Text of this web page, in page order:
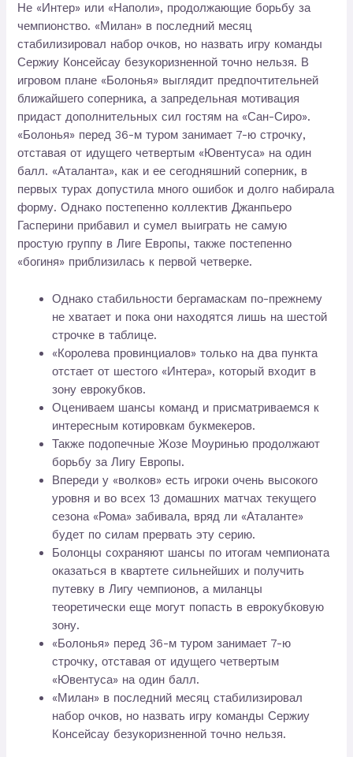
Не «Интер» или «Наполи», продолжающие борьбу за
чемпионство. «Милан» в последний месяц
стабилизировал набор очков, но назвать игру команды
Сержиу Консейсау безукоризненной точно нельзя. В
игровом плане «Болонья» выглядит предпочтительней
ближайшего соперника, а запредельная мотивация
придаст дополнительных сил гостям на «Сан-Сиро».
«Болонья» перед 36-м туром занимает 7-ю строчку,
отставая от идущего четвертым «Ювентуса» на один
балл. «Аталанта», как и ее сегодняшний соперник, в
первых турах допустила много ошибок и долго набирала
форму. Однако постепенно коллектив Джанпьеро
Гасперини прибавил и сумел выиграть не самую
простую группу в Лиге Европы, также постепенно
«богиня» приблизилась к первой четверке.
Однако стабильности бергамаскам по-прежнему
не хватает и пока они находятся лишь на шестой
строчке в таблице.
«Королева провинциалов» только на два пункта
отстает от шестого «Интера», который входит в
зону еврокубков.
Оцениваем шансы команд и присматриваемся к
интересным котировкам букмекеров.
Также подопечные Жозе Моуринью продолжают
борьбу за Лигу Европы.
Впереди у «волков» есть игроки очень высокого
уровня и во всех 13 домашних матчах текущего
сезона «Рома» забивала, вряд ли «Аталанте»
будет по силам прервать эту серию.
Болонцы сохраняют шансы по итогам чемпионата
оказаться в квартете сильнейших и получить
путевку в Лигу чемпионов, а миланцы
теоретически еще могут попасть в еврокубковую
зону.
«Болонья» перед 36-м туром занимает 7-ю
строчку, отставая от идущего четвертым
«Ювентуса» на один балл.
«Милан» в последний месяц стабилизировал
набор очков, но назвать игру команды Сержиу
Консейсау безукоризненной точно нельзя.